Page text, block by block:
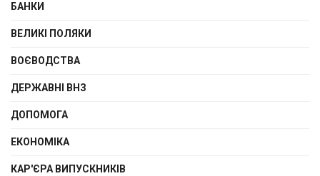
БАНКИ
ВЕЛИКІ ПОЛЯКИ
ВОЄВОДСТВА
ДЕРЖАВНІ ВНЗ
ДОПОМОГА
ЕКОНОМІКА
КАР'ЄРА ВИПУСКНИКІВ